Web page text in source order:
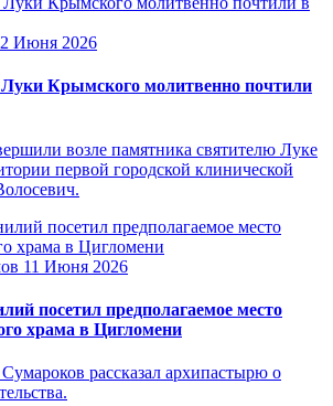
Июня 2026
Крымского молитвенно почтили
возле памятника святителю Луке
первой городской клинической
11 Июня 2026
посетил предполагаемое место
храма в Цигломени
рассказал архипастырю о